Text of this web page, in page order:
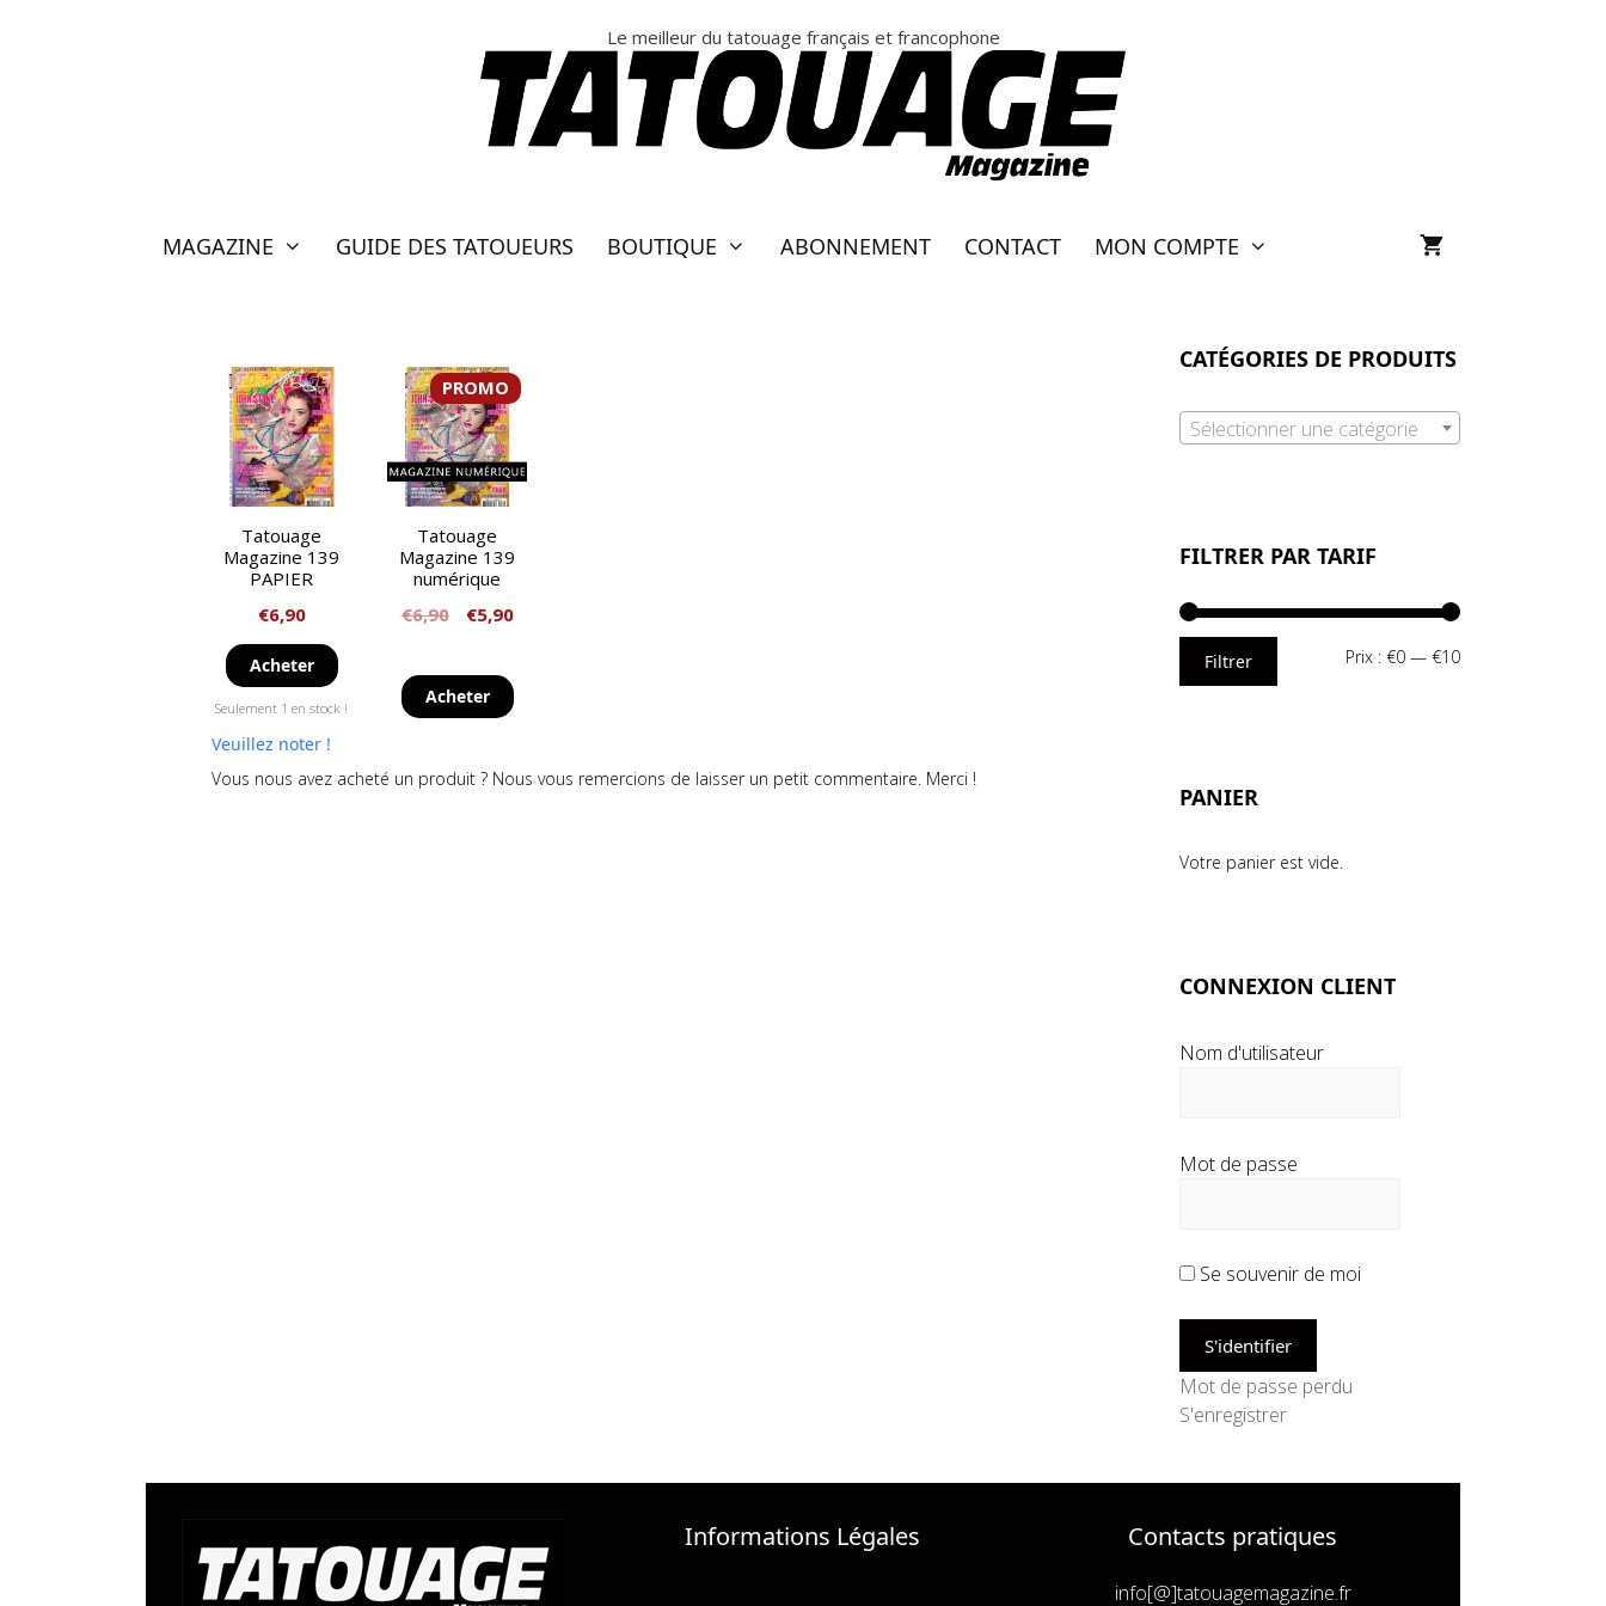
Le meilleur du tatouage français et francophone
MAGAZINE GUIDE DES TATOUEURS BOUTIQUE ABONNEMENT CONTACT MON COMPTE
Tatouage
Magazine 139
PAPIER
€6,90
Acheter
Seulement 1 en stock !
PROMO
Tatouage
Magazine 139
numérique
€6,90 €5,90
Acheter
Veuillez noter !
Vous nous avez acheté un produit ? Nous vous remercions de laisser un petit commentaire. Merci !
CATÉGORIES DE PRODUITS
Sélectionner une catégorie
FILTRER PAR TARIF
Prix
Prix
Filtrer Prix : €0 — €10
PANIER
Votre panier est vide.
CONNEXION CLIENT
Nom d'utilisateur
Mot de passe
Se souvenir de moi
Mot de passe perdu
S'enregistrer
Informations Légales Contacts pratiques
info[@]tatouagemagazine.fr